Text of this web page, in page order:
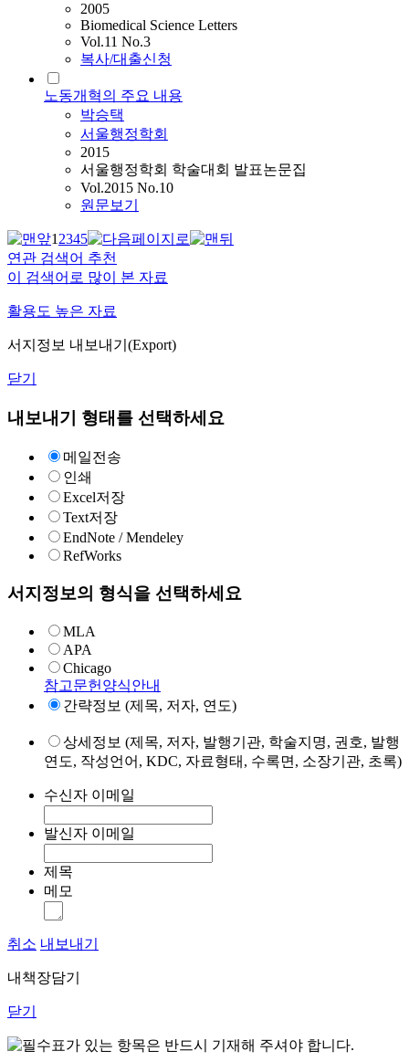
2005
Biomedical Science Letters
Vol.11 No.3
복사/대출신청
노동개혁의 주요 내용
박승택
서울행정학회
2015
서울행정학회 학술대회 발표논문집
Vol.2015 No.10
원문보기
12345
연관 검색어 추천
이 검색어로 많이 본 자료
활용도 높은 자료
서지정보 내보내기(Export)
닫기
내보내기 형태를 선택하세요
메일전송
인쇄
Excel저장
Text저장
EndNote / Mendeley
RefWorks
서지정보의 형식을 선택하세요
MLA
APA
Chicago
참고문헌양식안내
간략정보 (제목, 저자, 연도)
상세정보 (제목, 저자, 발행기관, 학술지명, 권호, 발행
연도, 작성언어, KDC, 자료형태, 수록면, 소장기관, 초록)
수신자 이메일
발신자 이메일
제목
메모
취소 내보내기
내책장담기
닫기
표가 있는 항목은 반드시 기재해 주셔야 합니다.